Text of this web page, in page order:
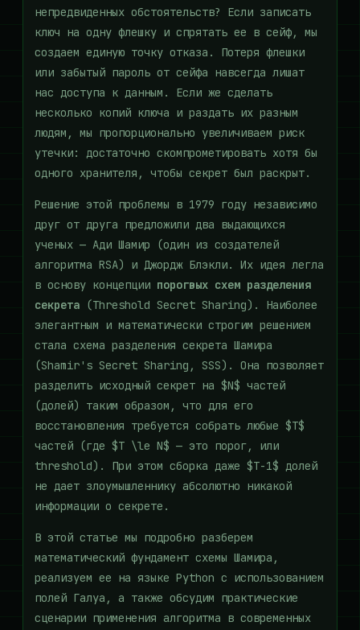
непредвиденных обстоятельств? Если записать
ключ на одну флешку и спрятать ее в сейф, мы
создаем единую точку отказа. Потеря флешки
или забытый пароль от сейфа навсегда лишат
нас доступа к данным. Если же сделать
несколько копий ключа и раздать их разным
людям, мы пропорционально увеличиваем риск
утечки: достаточно скомпрометировать хотя бы
одного хранителя, чтобы секрет был раскрыт.
Решение этой проблемы в 1979 году независимо
друг от друга предложили два выдающихся
ученых — Ади Шамир (один из создателей
алгоритма RSA) и Джордж Блэкли. Их идея легла
в основу концепции порогвых схем разделения
секрета (Threshold Secret Sharing). Наиболее
элегантным и математически строгим решением
стала схема разделения секрета Шамира
(Shamir's Secret Sharing, SSS). Она позволяет
разделить исходный секрет на $N$ частей
(долей) таким образом, что для его
восстановления требуется собрать любые $T$
частей (где $T \le N$ — это порог, или
threshold). При этом сборка даже $T-1$ долей
не дает злоумышленнику абсолютно никакой
информации о секрете.
В этой статье мы подробно разберем
математический фундамент схемы Шамира,
реализуем ее на языке Python с использованием
полей Галуа, а также обсудим практические
сценарии применения алгоритма в современных